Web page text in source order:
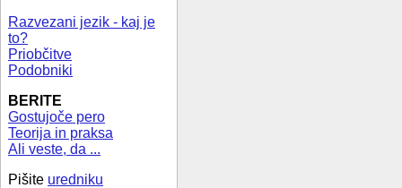
Razvezani jezik - kaj je
to?
Priobčitve
Podobniki
BERITE
Gostujoče pero
Teorija in praksa
Ali veste, da ...
Pišite uredniku